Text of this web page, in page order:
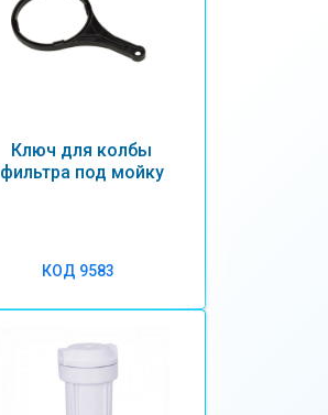
Ключ для колбы
фильтра под мойку
КОД 9583